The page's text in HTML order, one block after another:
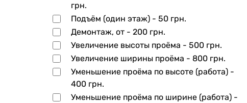
грн.
Подъём (один этаж) -50 грн.
Демонтаж, от -200 грн.
Увеличение высоты проёма -500 грн.
Увеличение ширины проёма - 800 грн.
Уменьшение проёма по высоте (работа) -
400 грн.
Уменьшение проёма по ширине (работа) -